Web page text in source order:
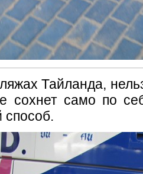
Тайланда,
сохнет само по
способ.